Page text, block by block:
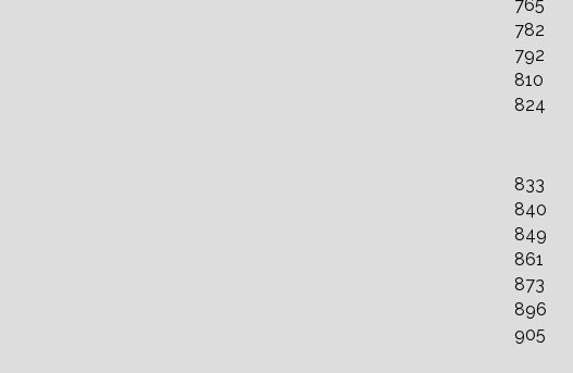
765
782
792
810
824
833
840
849
861
873
896
905